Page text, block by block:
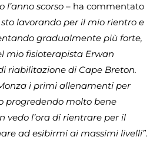
scorso – ha commentato
sto lavorando per il mio rientro e
gradualmente più forte,
mio fisioterapista Erwan
riabilitazione di Cape Breton.
i primi allenamenti per
progredendo molto bene
vedo l’ora di rientrare per il
ad esibirmi ai massimi livelli”.